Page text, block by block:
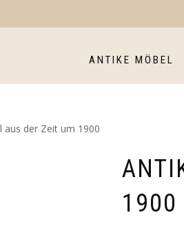
ANTIKE MÖBEL
aus der Zeit um 1900
1900